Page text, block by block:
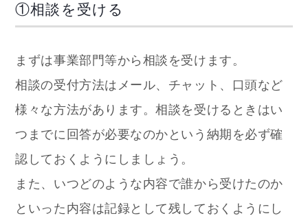
①相談を受ける
まずは事業部門等から相談を受けます。
相談の受付方法はメール、チャット、口頭など
様々な方法があります。相談を受けるときはい
つまでに回答が必要なのかという納期を必ず確
認しておくようにしましょう。
また、いつどのような内容で誰から受けたのか
といった内容は記録として残しておくようにし